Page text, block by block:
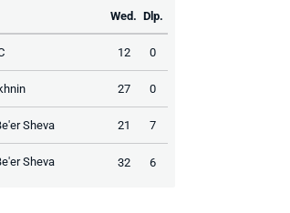
Wed. Dlp.
12 0
27 0
Sheva 21 7
Sheva 32 6